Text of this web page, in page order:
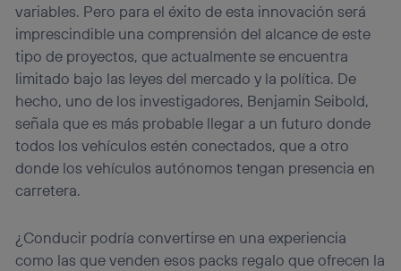
variables. Pero para el éxito de esta innovación será
imprescindible una comprensión del alcance de este
tipo de proyectos, que actualmente se encuentra
limitado bajo las leyes del mercado y la política. De
hecho, uno de los investigadores, Benjamin Seibold,
señala que es más probable llegar a un futuro donde
todos los vehículos estén conectados, que a otro
donde los vehículos autónomos tengan presencia en
carretera.
¿Conducir podría convertirse en una experiencia
como las que venden esos packs regalo que ofrecen la